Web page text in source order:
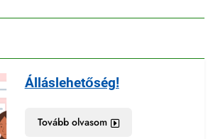
Álláslehetőség!
Tovább olvasom